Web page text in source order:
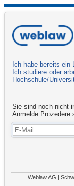
Ich habe bereits ein
Ich studiere oder
Hochschule/
Sie sind noch nicht
Anmelde Prozedere
Weblaw AG |